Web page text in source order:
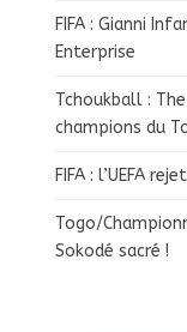
FIFA : Gianni
Enterprise
Tchoukball :
champions du
FIFA : l’UEFA
Togo/
Sokodé sacré !